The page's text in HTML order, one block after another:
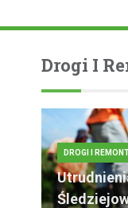
Drogi I
DROGI I